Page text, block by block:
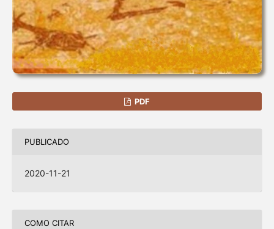
PDF
PUBLICADO
2020-11-21
COMO CITAR